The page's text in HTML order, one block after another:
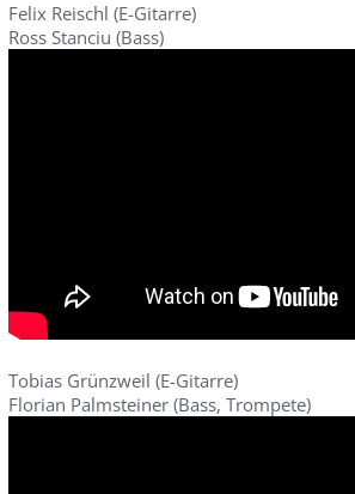
Felix Reischl (E-Gitarre)
Ross Stanciu (Bass)
Tobias Grünzweil (E-Gitarre)
Florian Palmsteiner (Bass, Trompete)